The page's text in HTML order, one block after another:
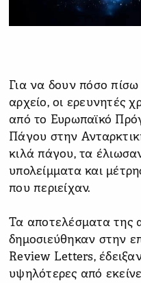
Για να δουν πόσο πίσω
αρχείο, οι ερευνητές
από το Ευρωπαϊκό
Πάγου στην
κιλά πάγου, τα
υπολείμματα και
που περιείχαν.
Τα αποτελέσματα της
δημοσιεύθηκαν στην
Review Letters,
υψηλότερες από